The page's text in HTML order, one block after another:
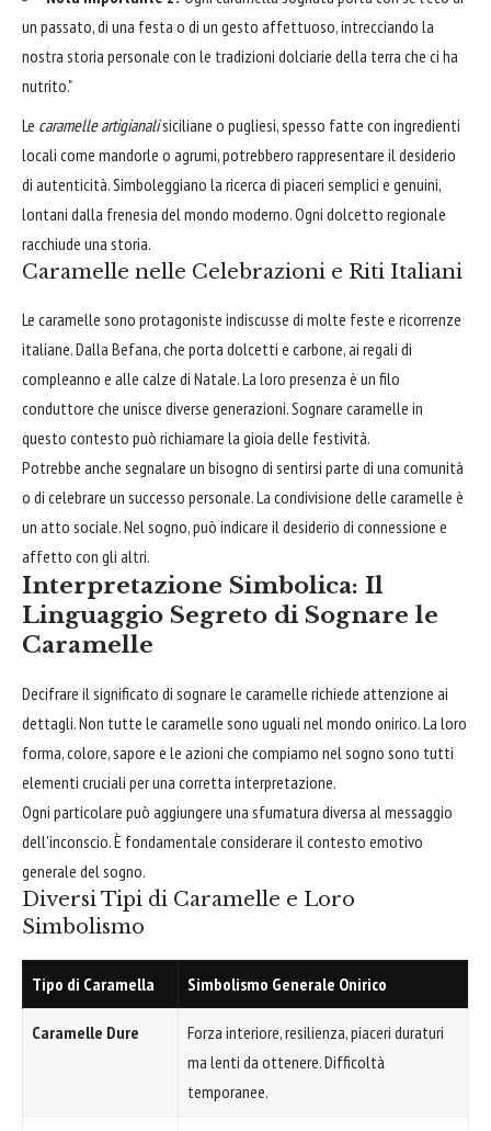
un passato, di una festa o di un gesto affettuoso, intrecciando la
nostra storia personale con le tradizioni dolciarie della terra che ci ha
nutrito."
Le caramelle artigianalisiciliane o pugliesi, spesso fatte con ingredienti
locali come mandorle o agrumi, potrebbero rappresentare il desiderio
di autenticità. Simboleggiano la ricerca di piaceri semplici e genuini,
lontani dalla frenesia del mondo moderno. Ogni dolcetto regionale
racchiude una storia.
Caramelle nelle Celebrazioni e Riti Italiani
Le caramelle sono protagoniste indiscusse di molte feste e ricorrenze
italiane. Dalla Befana, che porta dolcetti e carbone, ai regali di
compleanno e alle calze di Natale. La loro presenza è un filo
conduttore che unisce diverse generazioni. Sognare caramelle in
questo contesto può richiamare la gioia delle festività.
Potrebbe anche segnalare un bisogno di sentirsi parte di una comunità
o di celebrare un successo personale. La condivisione delle caramelle è
un atto sociale. Nel sogno, può indicare il desiderio di connessione e
affetto con gli altri.
Interpretazione Simbolica: Il
Linguaggio Segreto di Sognare le
Caramelle
Decifrare il significato di sognare le caramelle richiede attenzione ai
dettagli. Non tutte le caramelle sono uguali nel mondo onirico. La loro
forma, colore, sapore e le azioni che compiamo nel sogno sono tutti
elementi cruciali per una corretta interpretazione.
Ogni particolare può aggiungere una sfumatura diversa al messaggio
dell'inconscio. È fondamentale considerare il contesto emotivo
generale del sogno.
Diversi Tipi di Caramelle e Loro
Simbolismo
Tipo di Caramella Simbolismo Generale Onirico
Caramelle Dure
Forza interiore, resilienza, piaceri duraturi
ma lenti da ottenere. Difficoltà
temporanee.